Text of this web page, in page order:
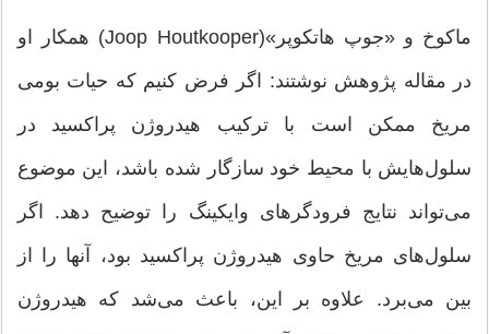
ماکوخ و «جوپ هاتکوپر»(Joop Houtkooper) همکار او
در مقاله پژوهش نوشتند: اگر فرض کنیم که حیات بومی
مریخ ممکن است با ترکیب هیدروژن پراکسید در
سلول‌هایش با محیط خود سازگار شده باشد، این موضوع
می‌تواند نتایج فرودگرهای وایکینگ‌ را توضیح دهد. اگر
سلول‌های مریخ حاوی هیدروژن پراکسید بود، آنها را از
بین می‌برد. علاوه بر این، باعث می‌شد که هیدروژن